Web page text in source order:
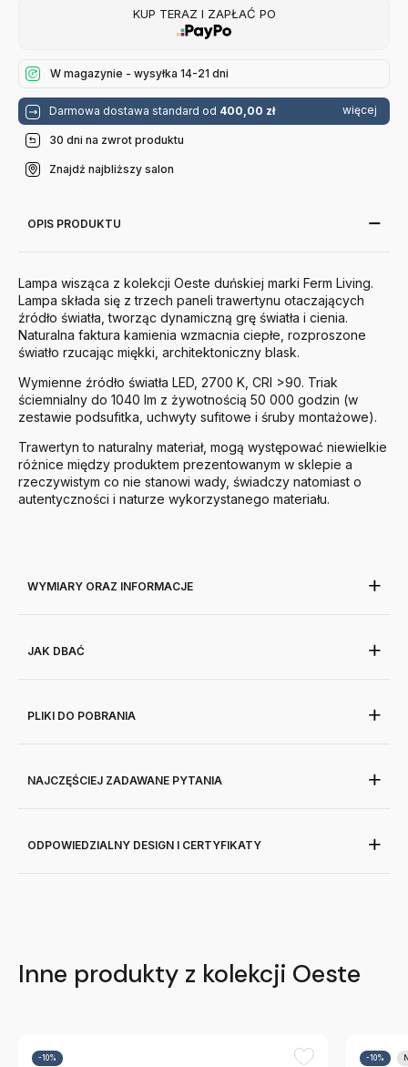
KUP TERAZ I ZAPŁAĆ PO
W magazynie - wysyłka 14-21 dni
Darmowa dostawa standard od 400,00 zł więcej
30 dni na zwrot produktu
Znajdź najbliższy salon
OPIS PRODUKTU
Lampa wisząca z kolekcji Oeste duńskiej marki Ferm Living.
Lampa składa się z trzech paneli trawertynu otaczających
źródło światła, tworząc dynamiczną grę światła i cienia.
Naturalna faktura kamienia wzmacnia ciepłe, rozproszone
światło rzucając miękki, architektoniczny blask.
Wymienne źródło światła LED, 2700 K, CRI >90. Triak
ściemnialny do 1040 lm z żywotnością 50 000 godzin (w
zestawie podsufitka, uchwyty sufitowe i śruby montażowe).
Trawertyn to naturalny materiał, mogą występować niewielkie
różnice między produktem prezentowanym w sklepie a
rzeczywistym co nie stanowi wady, świadczy natomiast o
autentyczności i naturze wykorzystanego materiału.
WYMIARY ORAZ INFORMACJE
JAK DBAĆ
PLIKI DO POBRANIA
NAJCZĘŚCIEJ ZADAWANE PYTANIA
ODPOWIEDZIALNY DESIGN I CERTYFIKATY
Inne produkty z kolekcji Oeste
-10% -10%